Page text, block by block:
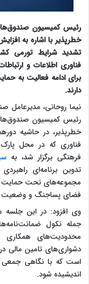
رئیس کمیسیون
خطرپذیر با اشاره به
تشدید شرایط تورمی
فناوری اطلاعات و
برای ادامه فعالیت به
دارند.
نیما روحانی، مدیرعامل
رئیس کمیسیون
خطرپذیر، در حاشیه
فناوری که در محل
فرهنگی برگزار شد، به
تدوین برنامه‌ای
مجموعه‌های تحت حمایت
فضای پساجنگ و وضعیت
وی افزود: در این جلسه
جمله نکول
محدودیت‌های همکاری
دشواری‌های تامین مالی
است که با نگاهی جمعی
اندیشیده شود.